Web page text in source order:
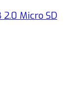
2.0 Micro SD